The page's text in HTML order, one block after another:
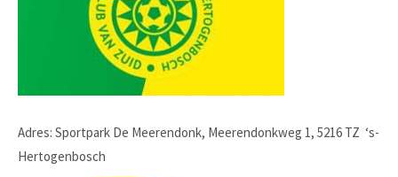
Adres: Sportpark De Meerendonk, Meerendonkweg 1, 5216 TZ ‘s-
Hertogenbosch